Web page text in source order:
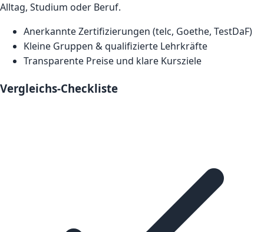
Alltag, Studium oder Beruf.
Anerkannte Zertifizierungen (telc, Goethe, TestDaF)
Kleine Gruppen & qualifizierte Lehrkräfte
Transparente Preise und klare Kursziele
Vergleichs-Checkliste